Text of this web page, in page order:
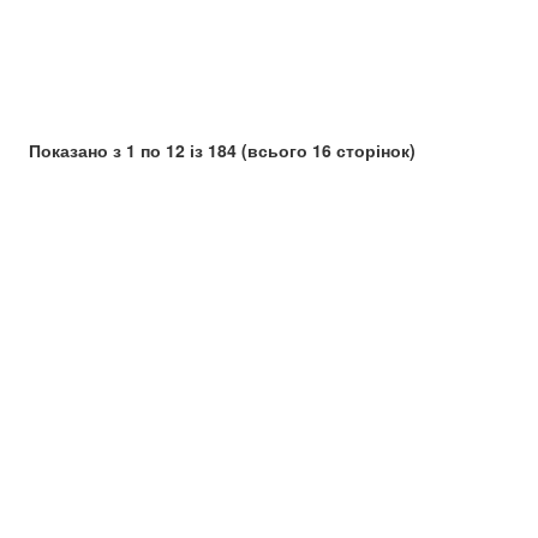
Показано з 1 по 12 із 184 (всього 16 сторінок)